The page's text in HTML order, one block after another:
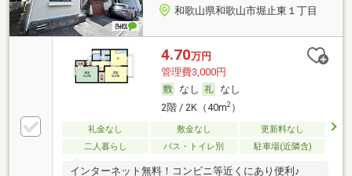
和歌山県和歌山市堀止東１丁目
4.70万円
管理費3,000円
なし
なし
2階 / 2K（40m2）
礼金なし 敷金なし
更新料なし
二人暮らし
バス・トイレ別 駐車場(近隣含)
インターネット無料！コンビニ等近くにあり便利♪